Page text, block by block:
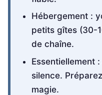
Hébergement :
petits gîtes (30-
de chaîne.
Essentiellement
silence.
magie.